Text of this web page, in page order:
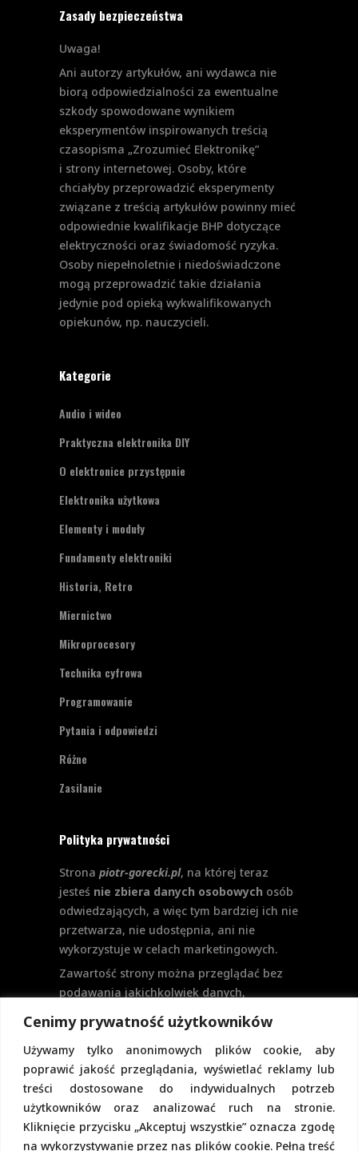
Cenimy prywatność użytkowników
Używamy tylko anonimowych plików cookie, aby
poprawić jakość przeglądania, wyświetlać reklamy lub
treści dostosowane do indywidualnych potrzeb
użytkowników oraz analizować ruch na stronie.
Kliknięcie przycisku „Akceptuj wszystkie” oznacza zgodę
na wykorzystywanie przez nas plików cookie. Pełną treść
Zasady bezpieczeństwa
Uwaga!
Ani autorzy artykułów, ani wydawca nie
biorą odpowiedzialności za ewentualne
szkody spowodowane wynikiem
eksperymentów inspirowanych treścią
czasopisma „Zrozumieć Elektronikę”
i strony internetowej. Osoby, które
chciałyby przeprowadzić eksperymenty
związane z treścią artykułów powinny mieć
odpowiednie kwalifikacje BHP dotyczące
elektryczności oraz świadomość ryzyka.
Osoby niepełnoletnie i niedoświadczone
mogą przeprowadzić takie działania
jedynie pod opieką wykwalifikowanych
opiekunów, np. nauczycieli.
Kategorie
Audio i wideo
Praktyczna elektronika DIY
O elektronice przystępnie
Elektronika użytkowa
Elementy i moduły
Fundamenty elektroniki
Historia, Retro
Miernictwo
Mikroprocesory
Technika cyfrowa
Programowanie
Pytania i odpowiedzi
Różne
Zasilanie
Polityka prywatności
Strona piotr-gorecki.pl, na której teraz
jesteś nie zbiera danych osobowych osób
odwiedzających, a więc tym bardziej ich nie
przetwarza, nie udostępnia, ani nie
wykorzystuje w celach marketingowych.
Zawartość strony można przeglądać bez
podawania jakichkolwiek danych,
logowanie. Aktualnie na stronie nie
przewiduje się formularzy kontaktowych
ani systemu komentarzy, co wiązałoby się
z udostępnianiem i przetwarzaniem
danych osobowych.
Pełną politykę prywatności znajdziecie